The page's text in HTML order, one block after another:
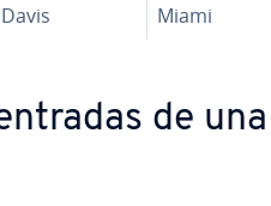
Davis Miami
de una